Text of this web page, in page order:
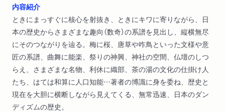
内容紹介
ときにまっすぐに核心を射抜き、ときにキワに寄りながら、日
本の歴史からさまざまな趣向（数奇）の系譜を見出し、縦横無尽
にそのつながりを辿る。梅に桜、唐草や咋鳥といった文様や意
匠の系譜、曲舞に能楽、祭りの神興、神社の空間、仏壇のしつ
らえ、さまざまな名物、利休に織部、茶の湯の文化の仕掛け人
たち、はては和算に人口知能…著者の博識に身を委ね、歴史と
現在を大胆に横断しながら見えてくる、無常迅速、日本のダン
ディズムの歴史。